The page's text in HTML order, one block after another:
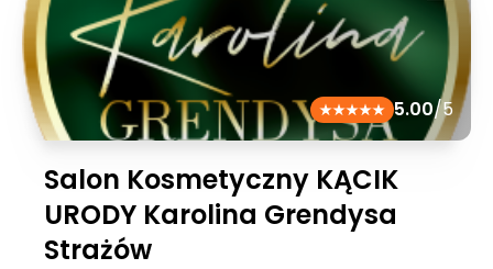
5.00/5
Salon Kosmetyczny KĄCIK
URODY Karolina Grendysa
Strażów